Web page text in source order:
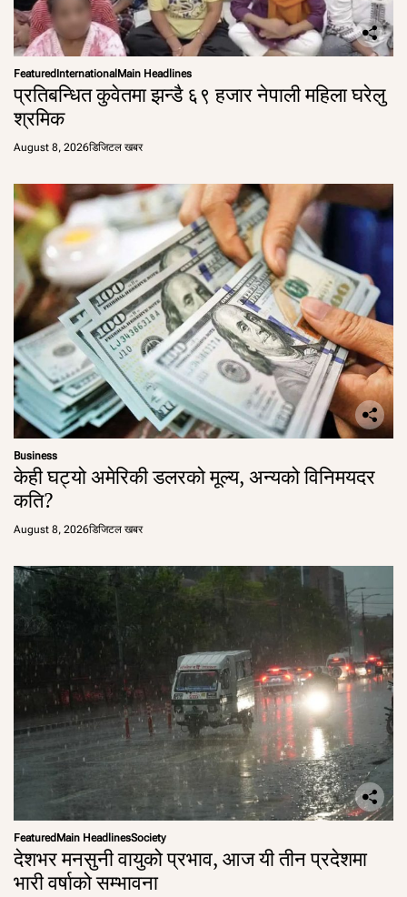
Featured International Main Headlines
प्रतिबन्धित कुवेतमा झन्डै ६९ हजार नेपाली महिला घरेलु
श्रमिक
August 8, 2026डिजिटल खबर
Business
केही घट्यो अमेरिकी डलरको मूल्य, अन्यको विनिमयदर
कति?
August 8, 2026डिजिटल खबर
Featured Main HeadlinesSociety
देशभर मनसुनी वायुको प्रभाव, आज यी तीन प्रदेशमा
भारी वर्षाको सम्भावना